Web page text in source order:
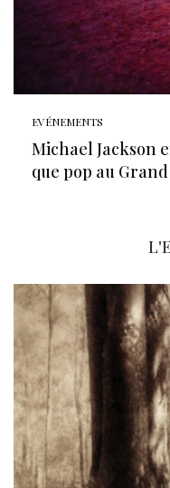
EVÉNEMENTS
Michael Jackson
que pop au Grand